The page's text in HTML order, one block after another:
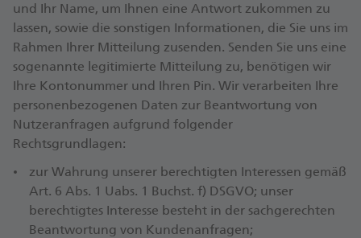
und Ihr Name, um Ihnen eine Antwort zukommen zu
lassen, sowie die sonstigen Informationen, die Sie uns im
Rahmen Ihrer Mitteilung zusenden. Senden Sie uns eine
sogenannte legitimierte Mitteilung zu, benötigen wir
Ihre Kontonummer und Ihren Pin. Wir verarbeiten Ihre
personenbezogenen Daten zur Beantwortung von
Nutzeranfragen aufgrund folgender
Rechtsgrundlagen:
zur Wahrung unserer berechtigten Interessen gemäß
Art. 6 Abs. 1 Uabs. 1 Buchst. f) DSGVO; unser
berechtigtes Interesse besteht in der sachgerechten
Beantwortung von Kundenanfragen;